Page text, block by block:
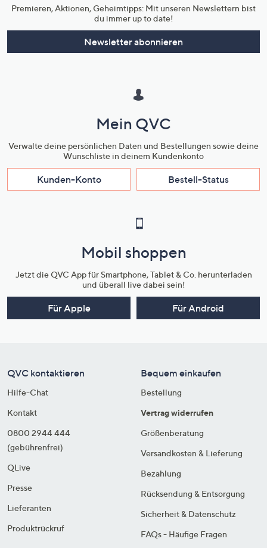
Premieren, Aktionen, Geheimtipps: Mit unseren Newslettern bist
du immer up to date!
Newsletter abonnieren
Mein QVC
Verwalte deine persönlichen Daten und Bestellungen sowie deine
Wunschliste in deinem Kundenkonto
Kunden-Konto Bestell-Status
Mobil shoppen
Jetzt die QVC App für Smartphone, Tablet & Co. herunterladen
und überall live dabei sein!
Für Apple Für Android
QVC kontaktieren
Hilfe-Chat
Kontakt
0800 2944 444
(gebührenfrei)
QLive
Presse
Lieferanten
Produktrückruf
Bequem einkaufen
Bestellung
Vertrag widerrufen
Größenberatung
Versandkosten & Lieferung
Bezahlung
Rücksendung & Entsorgung
Sicherheit & Datenschutz
FAQs - Häufige Fragen